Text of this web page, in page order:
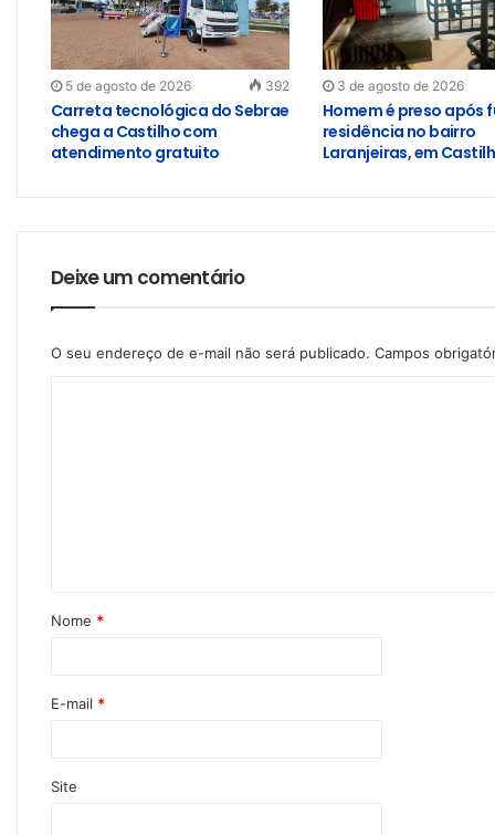
5 de agosto de 2026 392
Carreta tecnológica do Sebrae
chega a Castilho com
atendimento gratuito
3 de agosto de 2026
Homem é preso após
residência no bairro
Laranjeiras, em
Deixe um comentário
O seu endereço de e-mail não será publicado. Campos
Nome *
E-mail *
Site